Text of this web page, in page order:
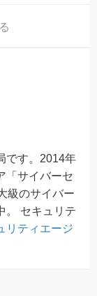
です。2014年
「サイバーセ
級のサイバー
。 セキュリテ
リティエージ